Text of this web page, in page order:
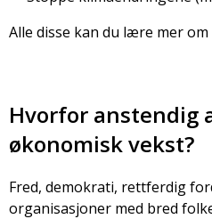
Alle disse kan du lære mer om
Hvorfor anstendig
økonomisk vekst?
Fred, demokrati, rettferdig
organisasjoner med bred